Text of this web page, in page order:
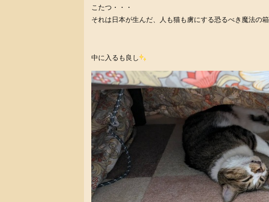
こたつ・・・
それは日本が生んだ、人も猫も虜にする恐るべき魔法の箱
中に入るも良し